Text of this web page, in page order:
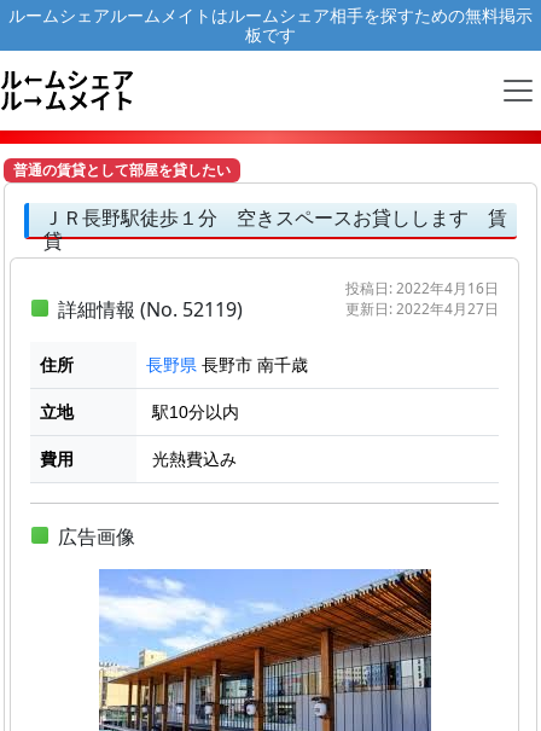
ルームシェアルームメイトはルームシェア相手を探すための無料掲示
板です
普通の賃貸として部屋を貸したい
ＪＲ長野駅徒歩１分 空きスペースお貸しします 賃
貸
投稿日: 2022年4月16日
更新日: 2022年4月27日
詳細情報 (No. 52119)
住所 長野県 長野市 南千歳
立地 駅10分以内
費用 光熱費込み
広告画像